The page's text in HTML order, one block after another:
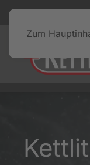
Zum